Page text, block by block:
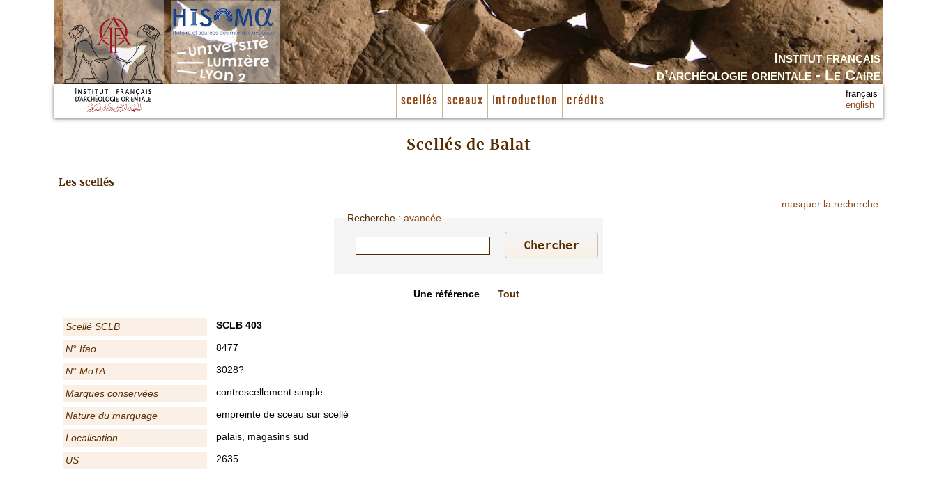
Institut français
d’archéologie orientale - Le Caire
scellés sceaux introduction crédits
français
english
Scellés de Balat
Les scellés
masquer la recherche
Recherche :avancée
Une référence Tout
Scellé SCLB SCLB 403
N° Ifao 8477
N° MoTA 3028?
Marques conservées contrescellement simple
Nature du marquage empreinte de sceau sur scellé
Localisation palais, magasins sud
US 2635